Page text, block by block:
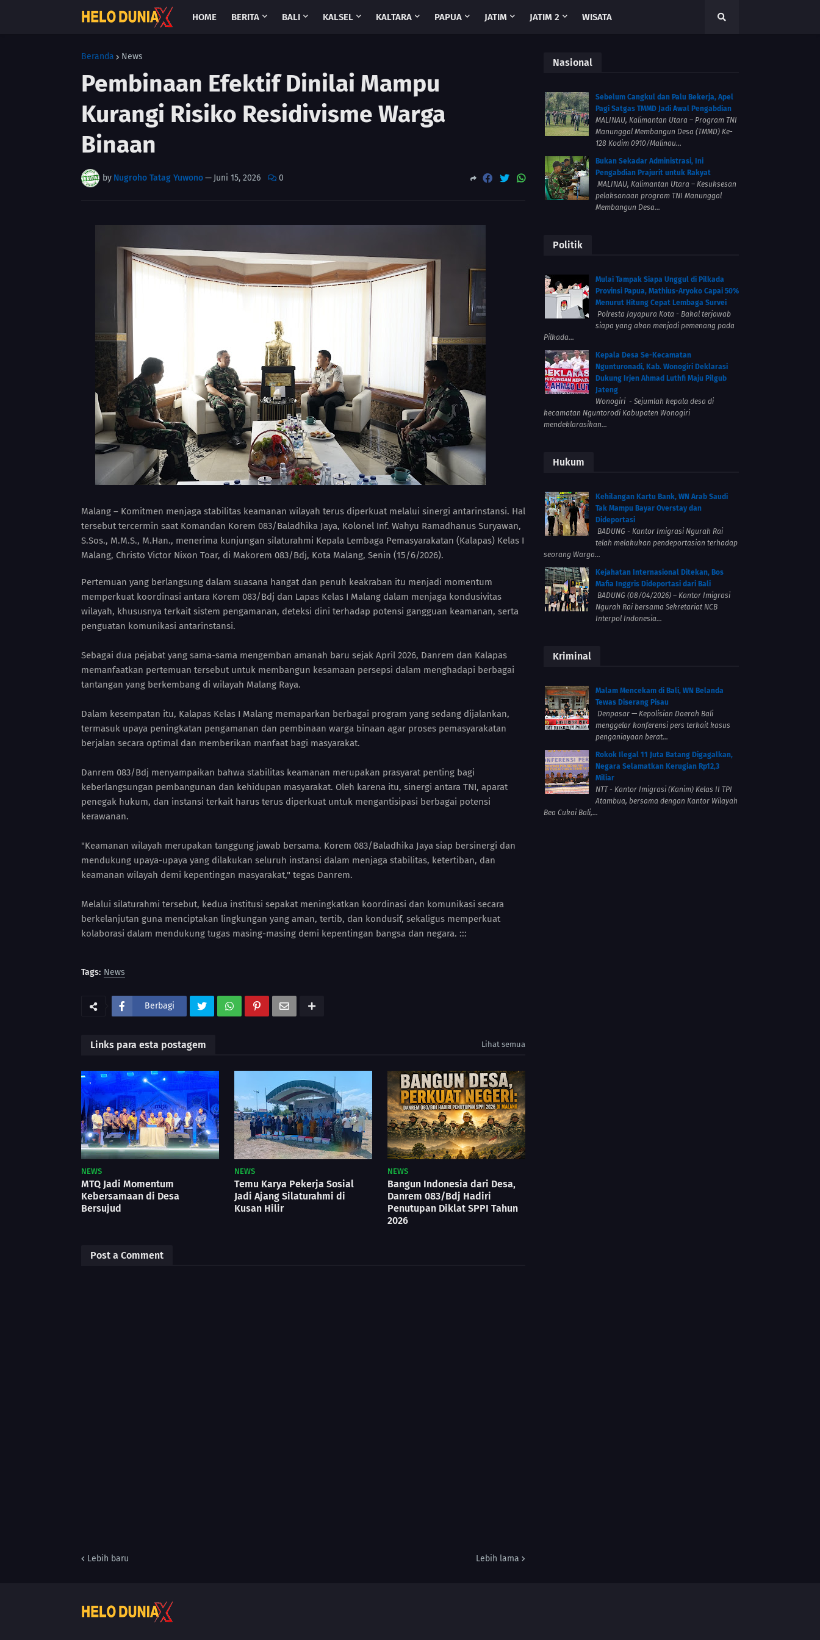
HOME BERITA BALI KALSEL KALTARA PAPUA JATIM JATIM 2 WISATA
Beranda News
Pembinaan Efektif Dinilai Mampu
Kurangi Risiko Residivisme Warga
Binaan
by Nugroho Tatag Yuwono— Juni 15, 2026 0
Malang – Komitmen menjaga stabilitas keamanan wilayah terus diperkuat melalui sinergi antarinstansi. Hal
tersebut tercermin saat Komandan Korem 083/Baladhika Jaya, Kolonel Inf. Wahyu Ramadhanus Suryawan,
S.Sos., M.M.S., M.Han., menerima kunjungan silaturahmi Kepala Lembaga Pemasyarakatan (Kalapas) Kelas I
Malang, Christo Victor Nixon Toar, di Makorem 083/Bdj, Kota Malang, Senin (15/6/2026).
Pertemuan yang berlangsung dalam suasana hangat dan penuh keakraban itu menjadi momentum
memperkuat koordinasi antara Korem 083/Bdj dan Lapas Kelas I Malang dalam menjaga kondusivitas
wilayah, khususnya terkait sistem pengamanan, deteksi dini terhadap potensi gangguan keamanan, serta
penguatan komunikasi antarinstansi.
Sebagai dua pejabat yang sama-sama mengemban amanah baru sejak April 2026, Danrem dan Kalapas
memanfaatkan pertemuan tersebut untuk membangun kesamaan persepsi dalam menghadapi berbagai
tantangan yang berkembang di wilayah Malang Raya.
Dalam kesempatan itu, Kalapas Kelas I Malang memaparkan berbagai program yang sedang dijalankan,
termasuk upaya peningkatan pengamanan dan pembinaan warga binaan agar proses pemasyarakatan
berjalan secara optimal dan memberikan manfaat bagi masyarakat.
Danrem 083/Bdj menyampaikan bahwa stabilitas keamanan merupakan prasyarat penting bagi
keberlangsungan pembangunan dan kehidupan masyarakat. Oleh karena itu, sinergi antara TNI, aparat
penegak hukum, dan instansi terkait harus terus diperkuat untuk mengantisipasi berbagai potensi
kerawanan.
"Keamanan wilayah merupakan tanggung jawab bersama. Korem 083/Baladhika Jaya siap bersinergi dan
mendukung upaya-upaya yang dilakukan seluruh instansi dalam menjaga stabilitas, ketertiban, dan
keamanan wilayah demi kepentingan masyarakat," tegas Danrem.
Melalui silaturahmi tersebut, kedua institusi sepakat meningkatkan koordinasi dan komunikasi secara
berkelanjutan guna menciptakan lingkungan yang aman, tertib, dan kondusif, sekaligus memperkuat
kolaborasi dalam mendukung tugas masing-masing demi kepentingan bangsa dan negara. :::
Tags: News
Berbagi
Links para esta postagem Lihat semua
NEWS
MTQ Jadi Momentum
Kebersamaan di Desa
Bersujud
NEWS
Temu Karya Pekerja Sosial
Jadi Ajang Silaturahmi di
Kusan Hilir
NEWS
Bangun Indonesia dari Desa,
Danrem 083/Bdj Hadiri
Penutupan Diklat SPPI Tahun
2026
Post a Comment
Lebih baru Lebih lama
Nasional
Sebelum Cangkul dan Palu Bekerja, Apel
Pagi Satgas TMMD Jadi Awal Pengabdian
MALINAU, Kalimantan Utara – Program TNI
Manunggal Membangun Desa (TMMD) Ke-
128 Kodim 0910/Malinau...
Bukan Sekadar Administrasi, Ini
Pengabdian Prajurit untuk Rakyat
MALINAU, Kalimantan Utara – Kesuksesan
pelaksanaan program TNI Manunggal
Membangun Desa...
Politik
Mulai Tampak Siapa Unggul di Pilkada
Provinsi Papua, Mathius-Aryoko Capai 50%
Menurut Hitung Cepat Lembaga Survei
Polresta Jayapura Kota - Bakal terjawab
siapa yang akan menjadi pemenang pada
Pilkada...
Kepala Desa Se-Kecamatan
Ngunturonadi, Kab. Wonogiri Deklarasi
Dukung Irjen Ahmad Luthfi Maju Pilgub
Jateng
Wonogiri - Sejumlah kepala desa di
kecamatan Nguntorodi Kabupaten Wonogiri
mendeklarasikan...
Hukum
Kehilangan Kartu Bank, WN Arab Saudi
Tak Mampu Bayar Overstay dan
Dideportasi
BADUNG - Kantor Imigrasi Ngurah Rai
telah melakukan pendeportasian terhadap
seorang Warga...
Kejahatan Internasional Ditekan, Bos
Mafia Inggris Dideportasi dari Bali
BADUNG (08/04/2026) – Kantor Imigrasi
Ngurah Rai bersama Sekretariat NCB
Interpol Indonesia...
Kriminal
Malam Mencekam di Bali, WN Belanda
Tewas Diserang Pisau
Denpasar — Kepolisian Daerah Bali
menggelar konferensi pers terkait kasus
penganiayaan berat...
Rokok Ilegal 11 Juta Batang Digagalkan,
Negara Selamatkan Kerugian Rp12,3
Miliar
NTT - Kantor Imigrasi (Kanim) Kelas II TPI
Atambua, bersama dengan Kantor Wilayah
Bea Cukai Bali,...